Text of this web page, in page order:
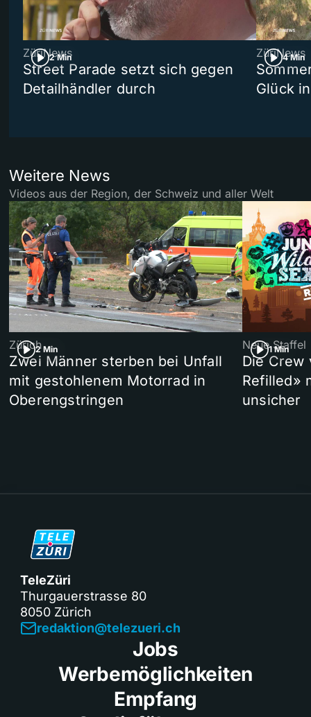
2 Min
ZüriNews
Street Parade setzt sich gegen
Detailhändler durch
4 Min
ZüriNews
Glück
Weitere News
Videos aus der Region, der Schweiz und aller Welt
2 Min
Zürich
Zwei Männer sterben bei Unfall
mit gestohlenem Motorrad in
Oberengstringen
1 Min
Neue Staffel
Die Crew
Refilled»
unsicher
TeleZüri
Thurgauerstrasse 80
8050 Zürich
redaktion@telezueri.ch
Jobs
Werbemöglichkeiten
Empfang